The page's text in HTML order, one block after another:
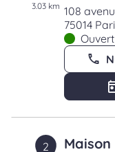
3.03 km 108
75014
2